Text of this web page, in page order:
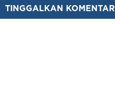
TINGGALKAN KOMENTAR